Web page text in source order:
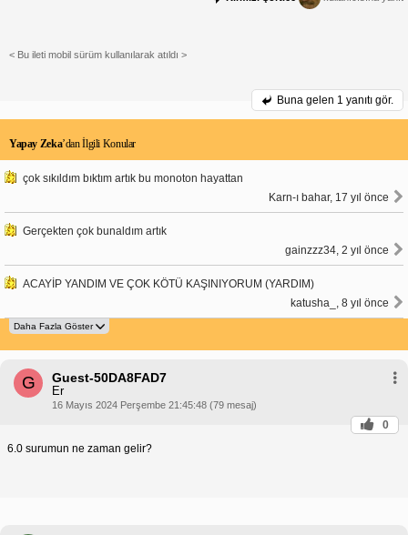
< Bu ileti mobil sürüm kullanılarak atıldı >
Buna gelen 1 yanıtı gör.
Yapay Zeka’dan İlgili Konular
çok sıkıldım bıktım artık bu monoton hayattan
Karn-ı bahar, 17 yıl önce
Gerçekten çok bunaldım artık
gainzzz34, 2 yıl önce
ACAYİP YANDIM VE ÇOK KÖTÜ KAŞINIYORUM (YARDIM)
katusha_, 8 yıl önce
G Guest-50DA8FAD7
Er
16 Mayıs 2024 Perşembe 21:45:48 (79 mesaj)
0
6.0 surumun ne zaman gelir?